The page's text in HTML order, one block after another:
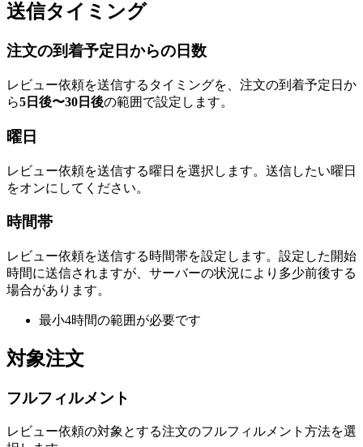
送信タイミング
注文の到着予定日からの日数
レビュー依頼を送信するタイミングを、注文の到着予定日か
ら5日後〜30日後の範囲で設定します。
曜日
レビュー依頼を送信する曜日を選択します。送信したい曜日
をオンにしてください。
時間帯
レビュー依頼を送信する時間帯を設定します。設定した開始
時間に送信されますが、サーバーの状況により多少前後する
場合があります。
最小4時間の範囲が必要です
対象注文
フルフィルメント
レビュー依頼の対象とする注文のフルフィルメント方法を選